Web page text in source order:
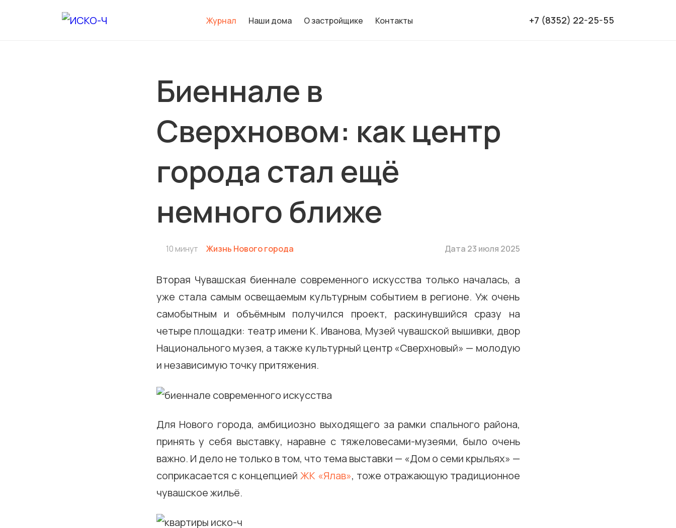
Журнал Наши дома О застройщике Контакты +7 (8352) 22-25-55
Биеннале в
Сверхновом: как центр
города стал ещё
немного ближе
10 минут Жизнь Нового города Дата 23 июля 2025
Вторая Чувашская биеннале современного искусства только началась, а
уже стала самым освещаемым культурным событием в регионе. Уж очень
самобытным и объёмным получился проект, раскинувшийся сразу на
четыре площадки: театр имени К. Иванова, Музей чувашской вышивки, двор
Национального музея, а также культурный центр «Сверхновый» — молодую
и независимую точку притяжения.
Для Нового города, амбициозно выходящего за рамки спального района,
принять у себя выставку, наравне с тяжеловесами-музеями, было очень
важно. И дело не только в том, что тема выставки — «Дом о семи крыльях» —
соприкасается с концепцией ЖК «Ялав», тоже отражающую традиционное
чувашское жильё.